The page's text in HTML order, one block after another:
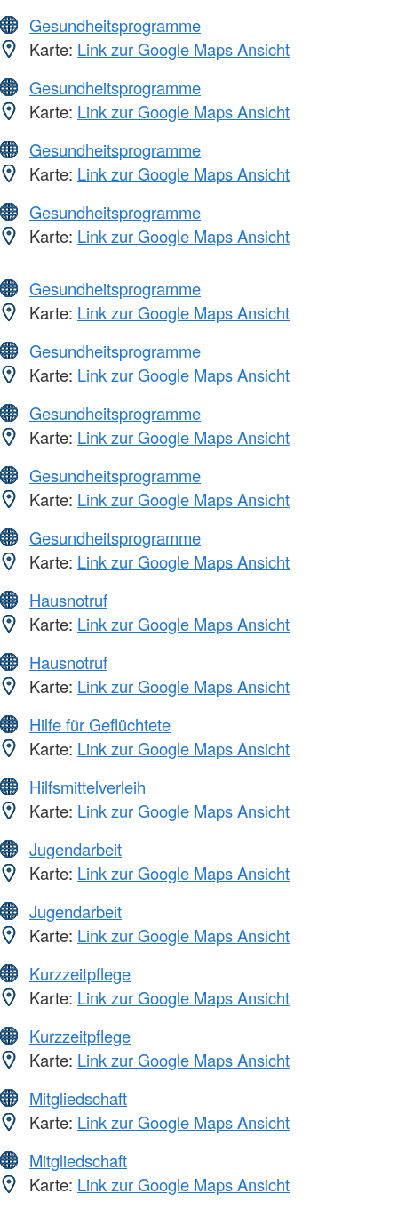
Gesundheitsprogramme
Karte: Link zur Google Maps Ansicht
Gesundheitsprogramme
Karte: Link zur Google Maps Ansicht
Gesundheitsprogramme
Karte: Link zur Google Maps Ansicht
Gesundheitsprogramme
Karte: Link zur Google Maps Ansicht
Gesundheitsprogramme
Karte: Link zur Google Maps Ansicht
Gesundheitsprogramme
Karte: Link zur Google Maps Ansicht
Gesundheitsprogramme
Karte: Link zur Google Maps Ansicht
Gesundheitsprogramme
Karte: Link zur Google Maps Ansicht
Gesundheitsprogramme
Karte: Link zur Google Maps Ansicht
Hausnotruf
Karte: Link zur Google Maps Ansicht
Hausnotruf
Karte: Link zur Google Maps Ansicht
Hilfe für Geflüchtete
Karte: Link zur Google Maps Ansicht
Hilfsmittelverleih
Karte: Link zur Google Maps Ansicht
Jugendarbeit
Karte: Link zur Google Maps Ansicht
Jugendarbeit
Karte: Link zur Google Maps Ansicht
Kurzzeitpflege
Karte: Link zur Google Maps Ansicht
Kurzzeitpflege
Karte: Link zur Google Maps Ansicht
Mitgliedschaft
Karte: Link zur Google Maps Ansicht
Mitgliedschaft
Karte: Link zur Google Maps Ansicht